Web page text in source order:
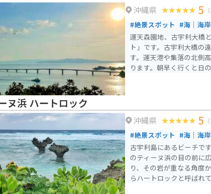
沖縄県 5
#絶景スポット #海｜海
運天森園地、古宇利大橋
ト」です。古宇利大橋の
す。運天港や集落の北側
ります。朝早く行くと日
ヌ浜 ハートロック
沖縄県 5
#絶景スポット #海｜海
古宇利島にあるビーチで
のティーヌ浜の目の前に
り、その岩が重なる角度
らハートロックと呼ばれて